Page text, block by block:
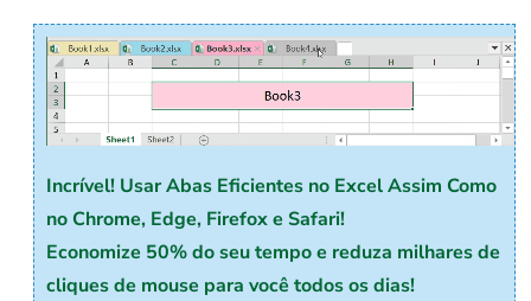
Incrível! Usar Abas Eficientes no Excel Assim Como
no Chrome, Edge, Firefox e Safari!
Economize 50% do seu tempo e reduza milhares de
cliques de mouse para você todos os dias!